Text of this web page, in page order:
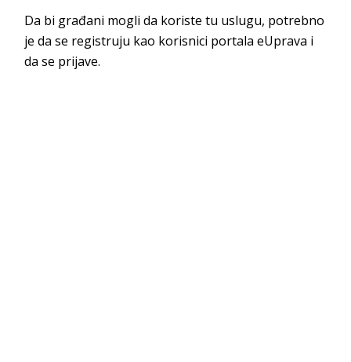
Da bi građani mogli da koriste tu uslugu, potrebno
je da se registruju kao korisnici portala eUprava i
da se prijave.